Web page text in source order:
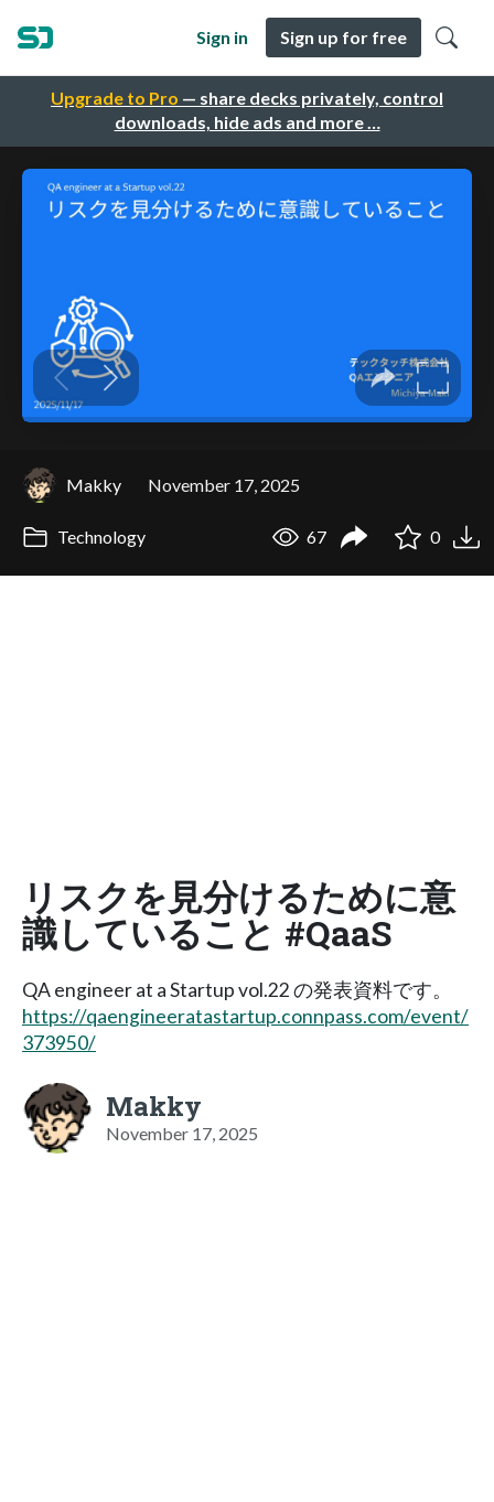
Upgrade to Pro — share decks privately, control
downloads, hide ads and more …
Sign in Sign up for free
Makky November 17, 2025
Technology 67 0
リスクを見分けるために意
識していること #QaaS
QA engineer at a Startup vol.22 の発表資料です。
https://qaengineeratastartup.connpass.com/event/
373950/
Makky
November 17, 2025